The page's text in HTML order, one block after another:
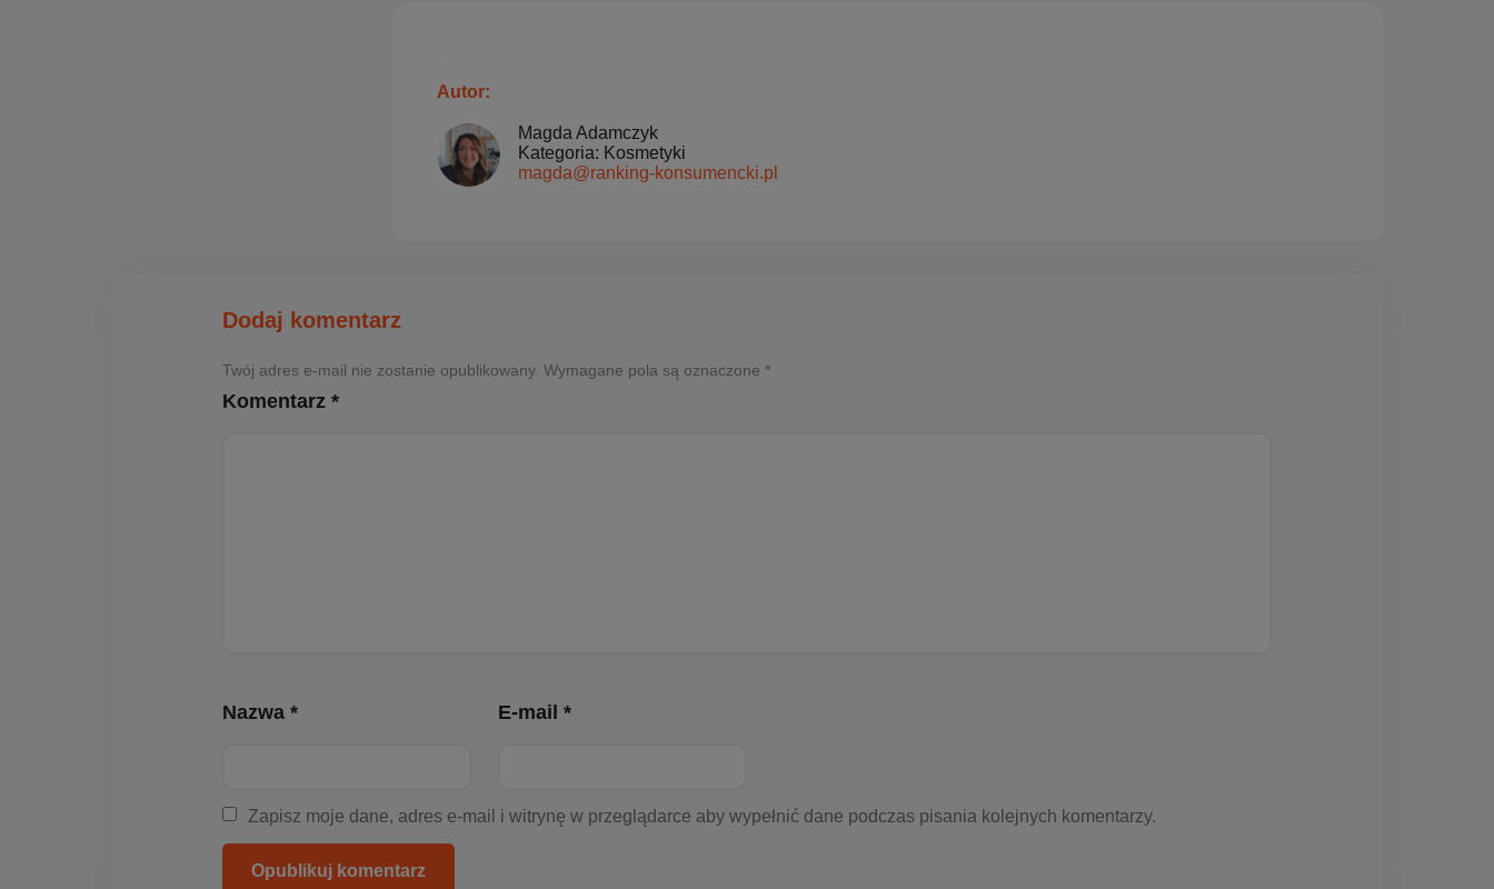
Autor:
Magda Adamczyk
Kategoria: Kosmetyki
magda@ranking-konsumencki.pl
Dodaj komentarz
Twój adres e-mail nie zostanie opublikowany. Wymagane pola są oznaczone *
Komentarz *
Nazwa * E-mail *
Zapisz moje dane, adres e-mail i witrynę w przeglądarce aby wypełnić dane podczas pisania kolejnych komentarzy.
Opublikuj komentarz